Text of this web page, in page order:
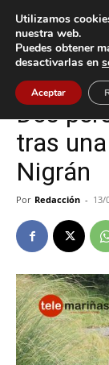
Inicio Nigrán
Nigrán
Dos
tras
Nigrán
Por Redacción - 13/
Utilizamos
nuestra web.
Puedes obtener
desactivarlas en
Aceptar